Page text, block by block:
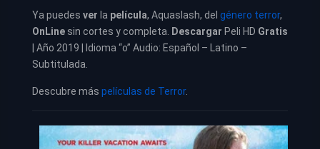
Ya puedes ver la película, Aquaslash, del género terror,
OnLine sin cortes y completa. Descargar Peli HD Gratis
| Año 2019 | Idioma “o” Audio: Español – Latino –
Subtitulada.
Descubre más películas de Terror.